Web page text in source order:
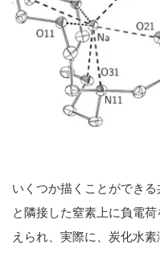
いくつか描くことができる
と隣接した窒素上に負電荷
えられ、実際に、炭化水